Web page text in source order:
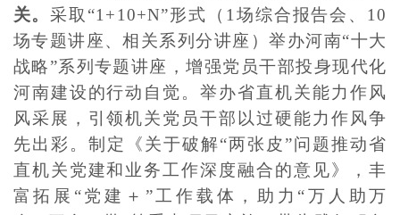
关。采取“1+10+N”形式（1场综合报告会、10
场专题讲座、相关系列分讲座）举办河南“十大
战略”系列专题讲座，增强党员干部投身现代化
河南建设的行动自觉。举办省直机关能力作风
风采展，引领机关党员干部以过硬能力作风争
先出彩。制定《关于破解“两张皮”问题推动省
直机关党建和业务工作深度融合的意见》，丰
富拓展“党建＋”工作载体，助力“万人助万